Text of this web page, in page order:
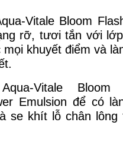
Vitale Bloom
rỡ, tươi tắn với
khuyết điểm và
Vitale Bloom
Emulsion để có
se khít lỗ chân